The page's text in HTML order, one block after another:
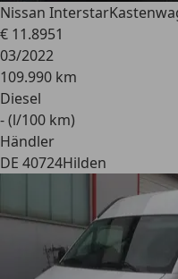
Nissan Interstar
€ 11.8951
03/2022
109.990 km
Diesel
- (l/100 km)
Händler
DE 40724Hilden